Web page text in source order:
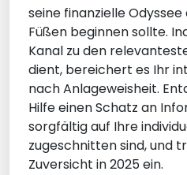
seine finanzielle
Füßen beginnen sollte.
Kanal zu den
dient, bereichert es Ihr
nach Anlageweisheit.
Hilfe einen Schatz an
sorgfältig auf Ihre
zugeschnitten sind, und
Zuversicht in 2025 ein.